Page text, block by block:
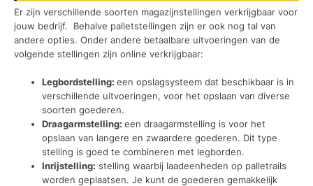
Er zijn verschillende soorten magazijnstellingen verkrijgbaar voor
jouw bedrijf. Behalve palletstellingen zijn er ook nog tal van
andere opties. Onder andere betaalbare uitvoeringen van de
volgende stellingen zijn online verkrijgbaar:
Legbordstelling: een opslagsysteem dat beschikbaar is in
verschillende uitvoeringen, voor het opslaan van diverse
soorten goederen.
Draagarmstelling: een draagarmstelling is voor het
opslaan van langere en zwaardere goederen. Dit type
stelling is goed te combineren met legborden.
Inrijstelling: stelling waarbij laadeenheden op palletrails
worden geplaatsen. Je kunt de goederen gemakkelijk